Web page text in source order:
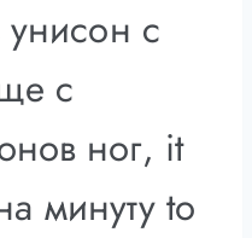
унисон с
с
ног, it
минуту to